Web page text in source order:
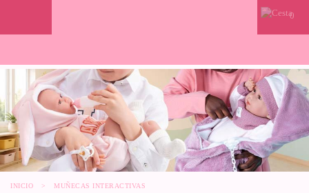
0
INICIO > MUÑECAS INTERACTIVAS